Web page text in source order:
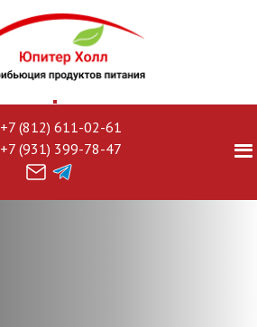
+7 (812) 611-02-61
+7 (931) 399-78-47